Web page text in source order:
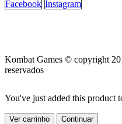
Facebook Instagram
Kombat Games © copyright
reservados
You've just added this product
Ver carrinho Continuar